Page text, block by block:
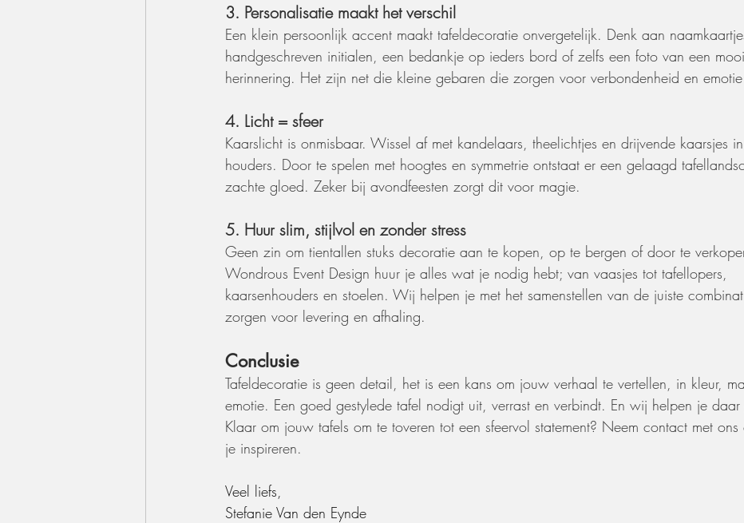
3. Personalisatie maakt het verschil
Een klein persoonlijk accent maakt tafeldecoratie onvergetelijk. Denk aan
handgeschreven initialen, een bedankje op ieders bord of zelfs een foto van een
herinnering. Het zijn net die kleine gebaren die zorgen voor verbondenheid en
4. Licht = sfeer
Kaarslicht is onmisbaar. Wissel af met kandelaars, theelichtjes en drijvende kaarsjes
houders. Door te spelen met hoogtes en symmetrie ontstaat er een gelaagd
zachte gloed. Zeker bij avondfeesten zorgt dit voor magie.
5. Huur slim, stijlvol en zonder stress
Geen zin om tientallen stuks decoratie aan te kopen, op te bergen of door te
Wondrous Event Design huur je alles wat je nodig hebt; van vaasjes tot tafellopers,
kaarsenhouders en stoelen. Wij helpen je met het samenstellen van de juiste
zorgen voor levering en afhaling.
Conclusie
Tafeldecoratie is geen detail, het is een kans om jouw verhaal te vertellen, in kleur,
emotie. Een goed gestylede tafel nodigt uit, verrast en verbindt. En wij helpen je
Klaar om jouw tafels om te toveren tot een sfeervol statement? Neem contact met
je inspireren.
Veel liefs,
Stefanie Van den Eynde